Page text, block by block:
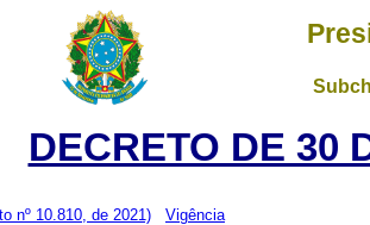
DECRETO DE 30
nº 10.810, de 2021)
Vigência